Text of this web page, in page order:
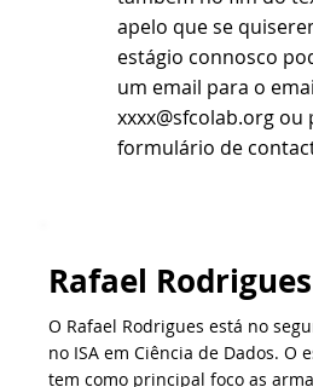
Rafael Rodrigues
O Rafael Rodrigues está no
no ISA em Ciência de Dados. O
tem como principal foco as
apelo que se
estágio connosco
um email para o
xxxx@sfcolab.org ou
formulário de